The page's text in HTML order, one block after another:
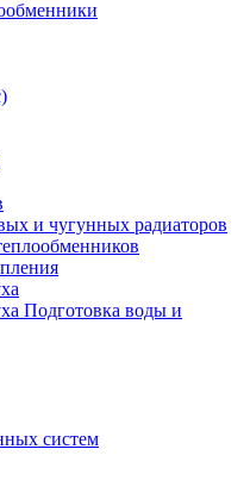
и чугунных радиаторов
Подготовка воды и
систем